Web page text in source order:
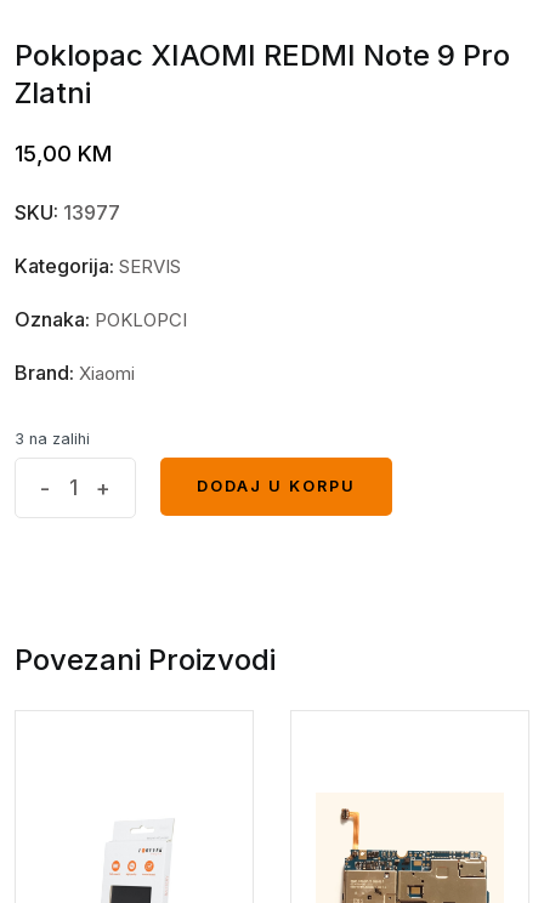
Poklopac XIAOMI REDMI Note 9 Pro
Zlatni
15,00 KM
SKU: 13977
Kategorija: SERVIS
Oznaka: POKLOPCI
Brand: Xiaomi
3 na zalihi
Pro
- +
DODAJ U KORPU
Povezani Proizvodi